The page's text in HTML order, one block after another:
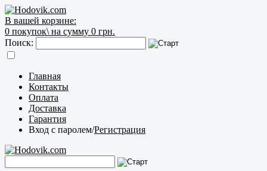
В вашей корзине:
0 покупок\ на сумму 0 грн.
Поиск:
Главная
Контакты
Оплата
Доставка
Гарантия
Вход с паролем/Регистрация